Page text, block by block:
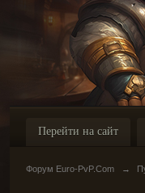
Перейти на сайт
Форум Euro-PvP.Com →